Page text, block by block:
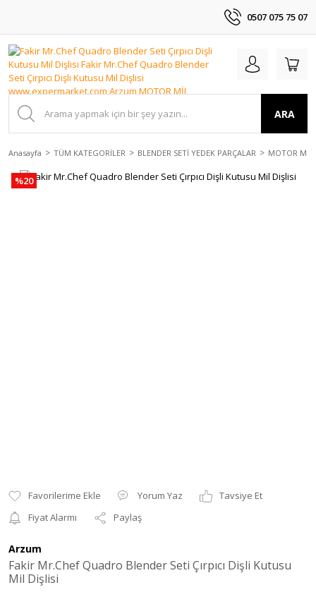
0507 075 75 07
ARA
Anasayfa TÜM KATEGORİLER BLENDER SETİ YEDEK PARÇALAR MOTOR MİL
%20
Yorum Yaz
Tavsiye Et
Fiyat Alarmı
Paylaş
Arzum
Fakir Mr.Chef Quadro Blender Seti Çırpıcı Dişli Kutusu
Mil Dişlisi